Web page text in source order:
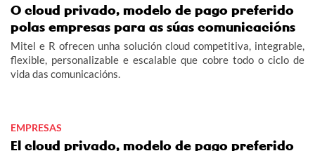
O cloud privado, modelo de pago preferido
polas empresas para as súas comunicacións
Mitel e R ofrecen unha solución cloud competitiva, integrable,
flexible, personalizable e escalable que cobre todo o ciclo de
vida das comunicacións.
EMPRESAS
El cloud privado, modelo de pago preferido